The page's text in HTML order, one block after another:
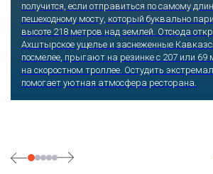
получится, если отправиться по самому
пешеходному мосту, который буквально
высоте 218 метров над землей. Отсюда
Ахштырское ущелье и заснеженные
посмелее, прыгают на резинке с 207 или 69
на скоростном троллее. Остудить
помогает уютная атмосфера ресторана.